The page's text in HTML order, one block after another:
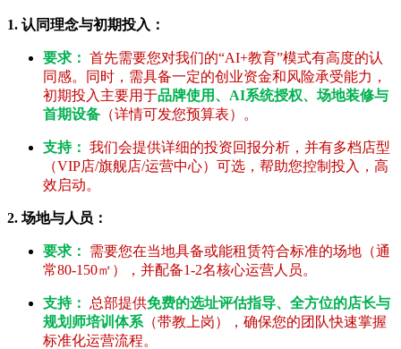
1. 认同理念与初期投入：
要求： 首先需要您对我们的“AI+教育”模式有高度的认
同感。同时，需具备一定的创业资金和风险承受能力，
初期投入主要用于品牌使用、AI系统授权、场地装修与
首期设备 （详情可发您预算表）。
支持： 我们会提供详细的投资回报分析，并有多档店型
（VIP店/旗舰店/运营中心）可选，帮助您控制投入，高
效启动。
2. 场地与人员：
要求：
需要您在当地具备或能租赁符合标准的场地（通
常80-150㎡），并配备1-2名核心运营人员。
支持： 总部提供免费的选址评估指导、全方位的店长与
规划师培训体系 （带教上岗），确保您的团队快速掌握
标准化运营流程。